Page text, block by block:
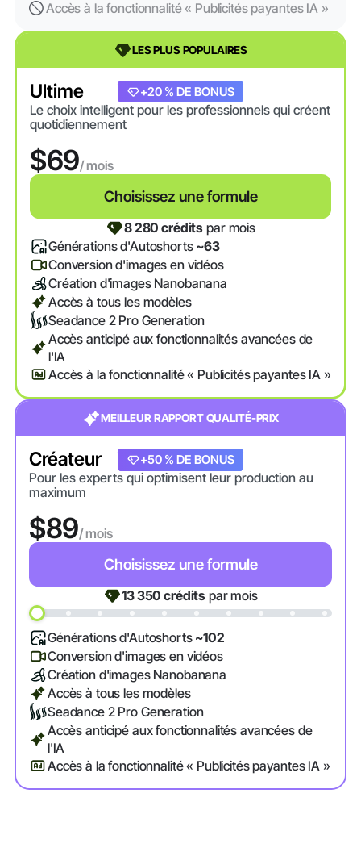
Accès à la fonctionnalité « Publicités payantes IA »
LES PLUS POPULAIRES
Ultime
Le choix intelligent pour les professionnels qui créent
quotidiennement
$69/ mois
Choisissez une formule
+20 % DE BONUS
8 280 crédits par mois
Générations d'Autoshorts ~63
Conversion d'images en vidéos
Création d'images Nanobanana
Accès à tous les modèles
Seadance 2 Pro Generation
Accès anticipé aux fonctionnalités avancées de
l'IA
Accès à la fonctionnalité « Publicités payantes IA »
MEILLEUR RAPPORT QUALITÉ-PRIX
Créateur
Pour les experts qui optimisent leur production au
maximum
$89/ mois
Choisissez une formule
+20 % DE BONUS
+50 % DE BONUS
13 350 crédits par mois
Générations d'Autoshorts ~102
Conversion d'images en vidéos
Création d'images Nanobanana
Accès à tous les modèles
Seadance 2 Pro Generation
Accès anticipé aux fonctionnalités avancées de
l'IA
Accès à la fonctionnalité « Publicités payantes IA »